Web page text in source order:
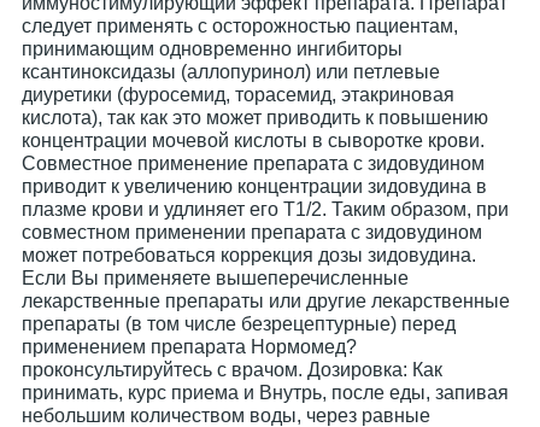
следует применять с осторожностью пациентам,
принимающим одновременно ингибиторы
ксантиноксидазы (аллопуринол) или петлевые
диуретики (фуросемид, торасемид, этакриновая
кислота), так как это может приводить к повышению
концентрации мочевой кислоты в сыворотке крови.
Совместное применение препарата с зидовудином
приводит к увеличению концентрации зидовудина в
плазме крови и удлиняет его Т1/2. Таким образом, при
совместном применении препарата с зидовудином
может потребоваться коррекция дозы зидовудина.
Если Вы применяете вышеперечисленные
лекарственные препараты или другие лекарственные
препараты (в том числе безрецептурные) перед
применением препарата Нормомед?
проконсультируйтесь с врачом. Дозировка: Как
принимать, курс приема и Внутрь, после еды, запивая
небольшим количеством воды, через равные